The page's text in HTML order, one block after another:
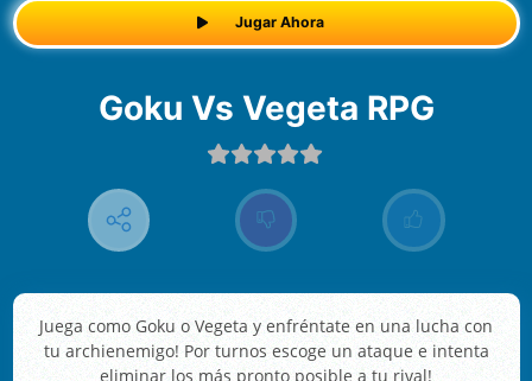
Jugar Ahora
Goku Vs Vegeta RPG
Juega como Goku o Vegeta y enfréntate en una lucha con
tu archienemigo! Por turnos escoge un ataque e intenta
eliminar los más pronto posible a tu rival!